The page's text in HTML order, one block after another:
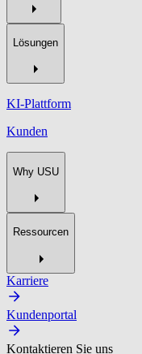
Lösungen
KI-Plattform
Kunden
Why USU
Ressourcen
Karriere
Kundenportal
Kontaktieren Sie uns